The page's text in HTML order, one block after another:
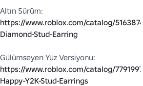
https://www.roblox.com/catalog/
Diamond-Stud-Earring
https://www.roblox.com/catalog/
Happy-Y2K-Stud-Earrings